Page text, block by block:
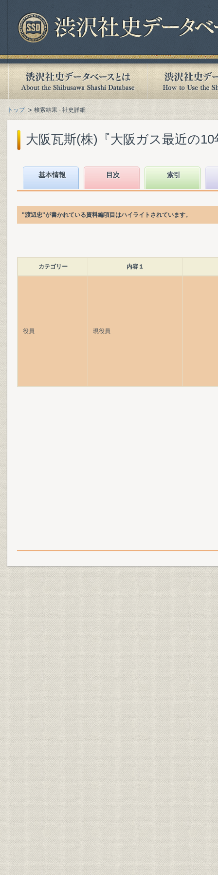
トップ 検索結果 - 社史詳細
大阪瓦斯(株)『大阪ガス最近の
基本情報 目次 索引
"渡辺忠"が書かれている資料編項目はハイライトされています。
カテゴリー 内容１
役員 現役員